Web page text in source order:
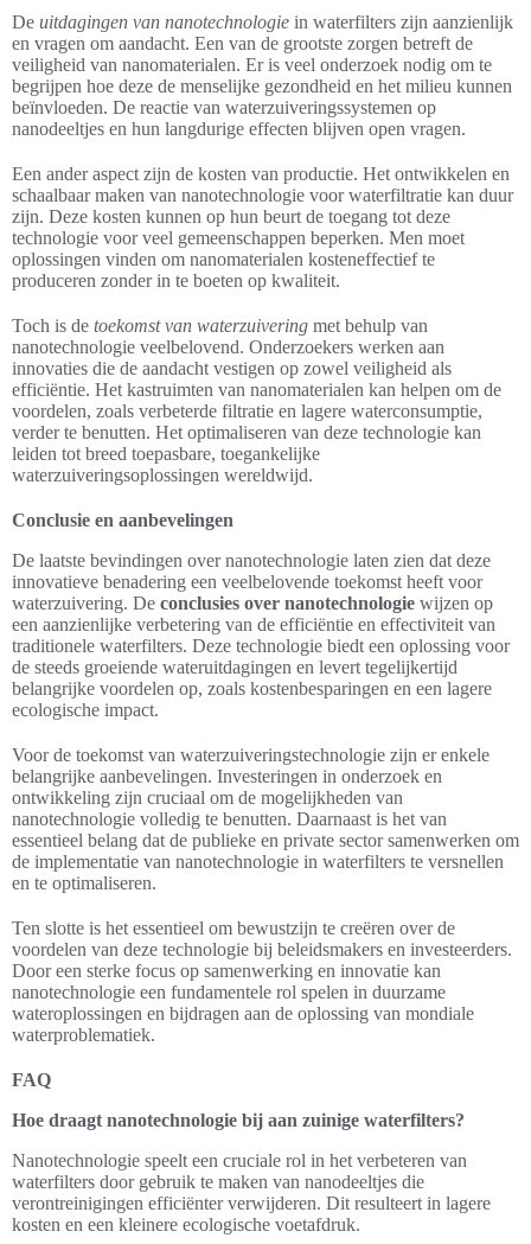
De uitdagingen van nanotechnologie in waterfilters zijn aanzienlijk
en vragen om aandacht. Een van de grootste zorgen betreft de
veiligheid van nanomaterialen. Er is veel onderzoek nodig om te
begrijpen hoe deze de menselijke gezondheid en het milieu kunnen
beïnvloeden. De reactie van waterzuiveringssystemen op
nanodeeltjes en hun langdurige effecten blijven open vragen.
Een ander aspect zijn de kosten van productie. Het ontwikkelen en
schaalbaar maken van nanotechnologie voor waterfiltratie kan duur
zijn. Deze kosten kunnen op hun beurt de toegang tot deze
technologie voor veel gemeenschappen beperken. Men moet
oplossingen vinden om nanomaterialen kosteneffectief te
produceren zonder in te boeten op kwaliteit.
Toch is de toekomst van waterzuivering met behulp van
nanotechnologie veelbelovend. Onderzoekers werken aan
innovaties die de aandacht vestigen op zowel veiligheid als
efficiëntie. Het kastruimten van nanomaterialen kan helpen om de
voordelen, zoals verbeterde filtratie en lagere waterconsumptie,
verder te benutten. Het optimaliseren van deze technologie kan
leiden tot breed toepasbare, toegankelijke
waterzuiveringsoplossingen wereldwijd.
Conclusie en aanbevelingen
De laatste bevindingen over nanotechnologie laten zien dat deze
innovatieve benadering een veelbelovende toekomst heeft voor
waterzuivering. De conclusies over nanotechnologie wijzen op
een aanzienlijke verbetering van de efficiëntie en effectiviteit van
traditionele waterfilters. Deze technologie biedt een oplossing voor
de steeds groeiende wateruitdagingen en levert tegelijkertijd
belangrijke voordelen op, zoals kostenbesparingen en een lagere
ecologische impact.
Voor de toekomst van waterzuiveringstechnologie zijn er enkele
belangrijke aanbevelingen. Investeringen in onderzoek en
ontwikkeling zijn cruciaal om de mogelijkheden van
nanotechnologie volledig te benutten. Daarnaast is het van
essentieel belang dat de publieke en private sector samenwerken om
de implementatie van nanotechnologie in waterfilters te versnellen
en te optimaliseren.
Ten slotte is het essentieel om bewustzijn te creëren over de
voordelen van deze technologie bij beleidsmakers en investeerders.
Door een sterke focus op samenwerking en innovatie kan
nanotechnologie een fundamentele rol spelen in duurzame
wateroplossingen en bijdragen aan de oplossing van mondiale
waterproblematiek.
FAQ
Hoe draagt nanotechnologie bij aan zuinige waterfilters?
Nanotechnologie speelt een cruciale rol in het verbeteren van
waterfilters door gebruik te maken van nanodeeltjes die
verontreinigingen efficiënter verwijderen. Dit resulteert in lagere
kosten en een kleinere ecologische voetafdruk.